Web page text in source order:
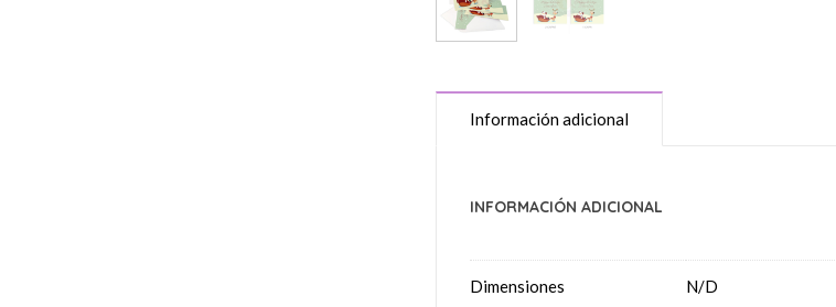
Información adicional
INFORMACIÓN ADICIONAL
Dimensiones N/D